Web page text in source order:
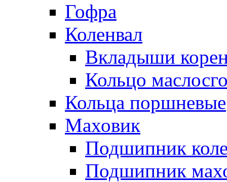
Гофра
Коленвал
Вкладыши
Кольцо
Кольца поршневые
Маховик
Подшипник
Подшипник